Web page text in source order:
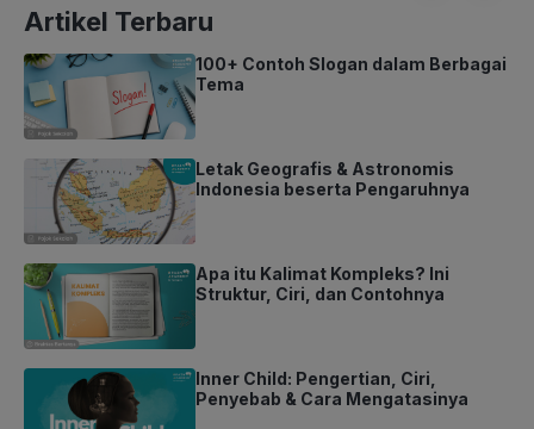
Artikel Terbaru
100+ Contoh Slogan dalam Berbagai
Tema
Letak Geografis & Astronomis
Indonesia beserta Pengaruhnya
Apa itu Kalimat Kompleks? Ini
Struktur, Ciri, dan Contohnya
Inner Child: Pengertian, Ciri,
Penyebab & Cara Mengatasinya